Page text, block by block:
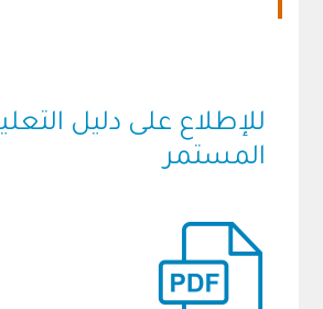
للإطلاع على دليل
المستمر